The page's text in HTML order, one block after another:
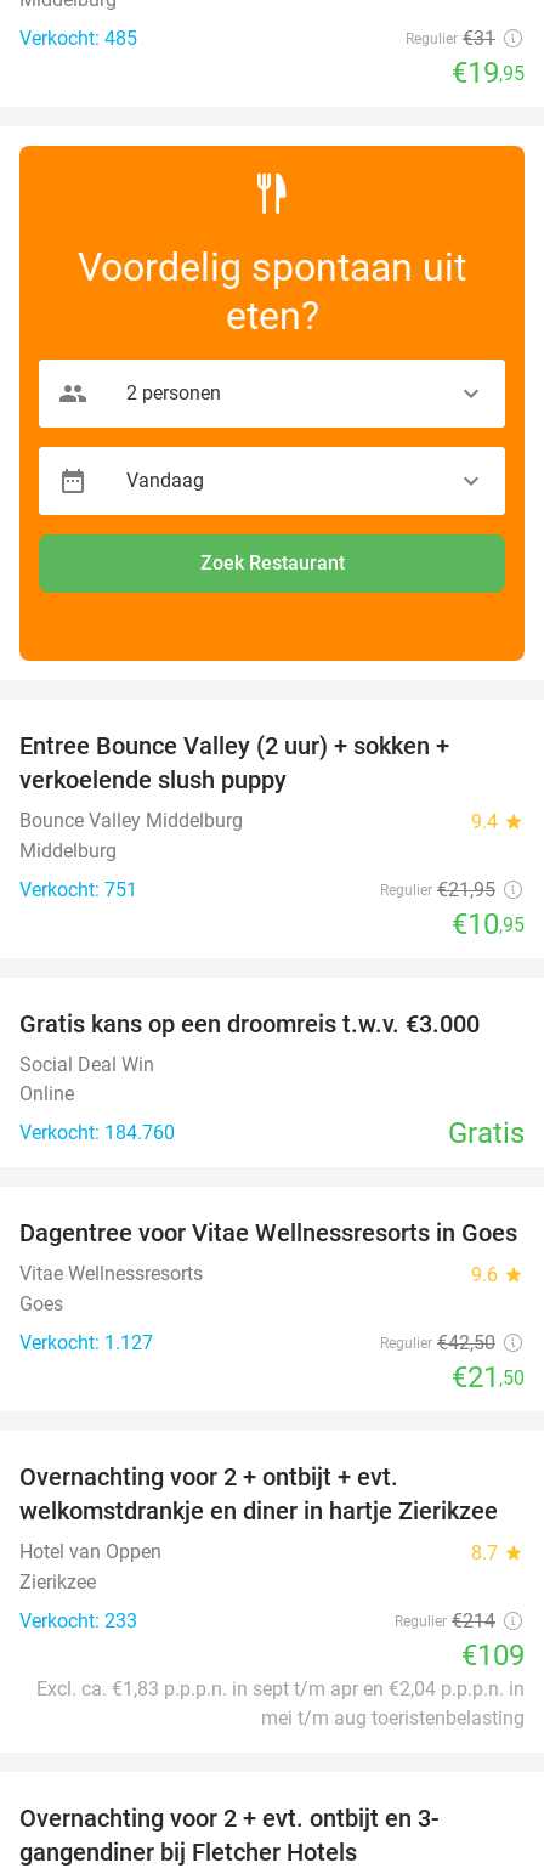
Verkocht: 485
Regulier €31
€19,95
Voordelig spontaan uit
eten?
Zoek Restaurant
Entree Bounce Valley (2 uur) + sokken +
verkoelende slush puppy
Bounce Valley Middelburg 9.4 star
Middelburg
Verkocht: 751
Regulier €21,95
€10,95
Gratis kans op een droomreis t.w.v. €3.000
Social Deal Win
Online
Verkocht: 184.760
Gratis
49%
Dagentree voor Vitae Wellnessresorts in Goes
Vitae Wellnessresorts 9.6 star
Goes
Verkocht: 1.127
Regulier €42,50
€21 ,50
Overnachting voor 2 + ontbijt + evt.
welkomstdrankje en diner in hartje Zierikzee
Hotel van Oppen 8.7 star
Zierikzee
Verkocht: 233
Regulier €214
€109
Excl. ca. €1,83 p.p.p.n. in sept t/m apr en €2,04 p.p.p.n. in
mei t/m aug toeristenbelasting
Overnachting voor 2 + evt. ontbijt en 3-
gangendiner bij Fletcher Hotels